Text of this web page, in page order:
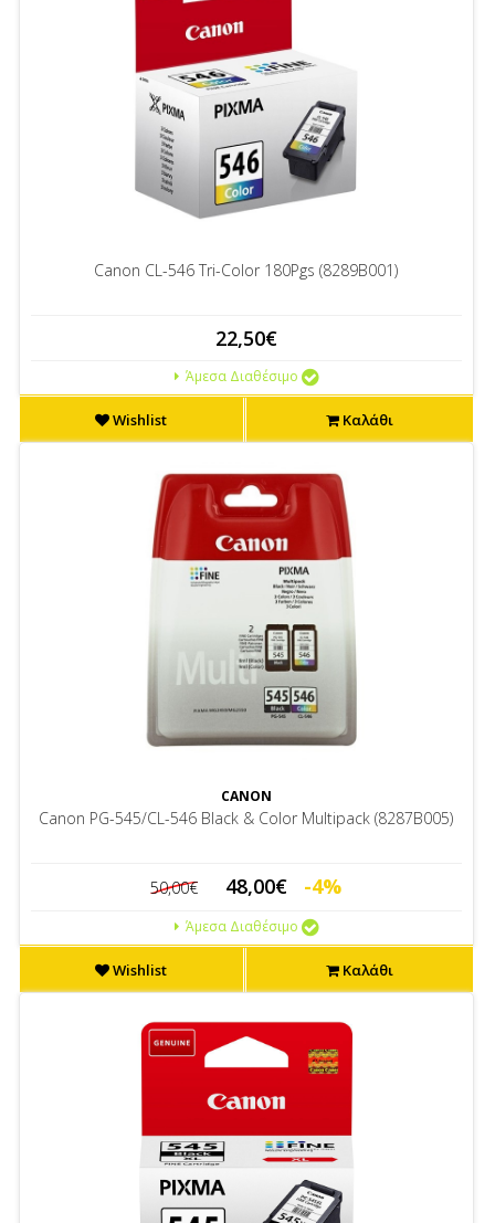
Canon CL-546 Tri-Color 180Pgs (8289B001)
22,50€
Άμεσα Διαθέσιμο
Wishlist Καλάθι
CANON
Canon PG-545/CL-546 Black & Color Multipack (8287B005)
50,00€ 48,00€ -4%
Άμεσα Διαθέσιμο
Wishlist Καλάθι